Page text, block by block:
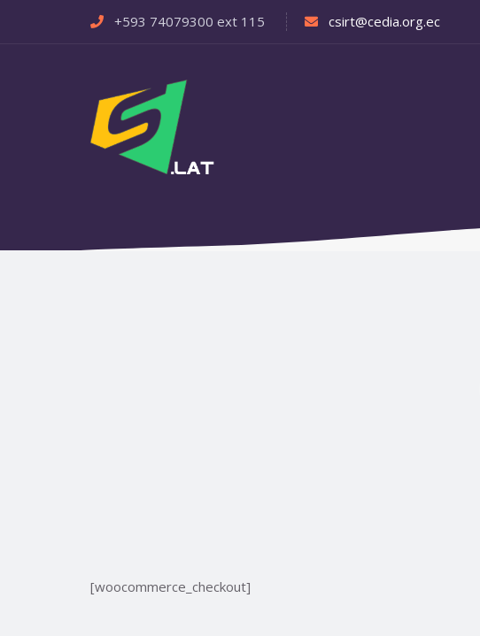
+593 74079300 ext 115 csirt@cedia.org.ec
[woocommerce_checkout]